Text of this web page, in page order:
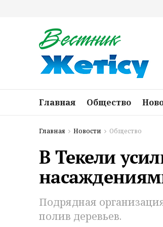
Главная Общество
Главная Новости Общество
В Текели
Подрядная
полив деревьев.